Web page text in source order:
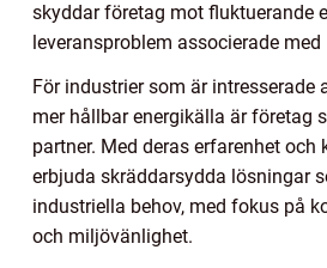
skyddar företag mot fluktuerande
leveransproblem associerade
För industrier som är intresserade
mer hållbar energikälla är företag
partner. Med deras erfarenhet och
erbjuda skräddarsydda lösningar
industriella behov, med fokus på
och miljövänlighet.